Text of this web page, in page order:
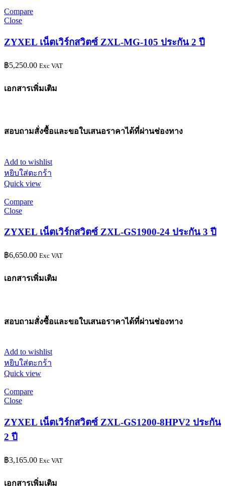
Compare
Close
ZYXEL เน็ตเวิร์กสวิตซ์ ZXL-MG-105 ประกัน 2 ปี
฿5,250.00 Exc VAT
เอกสารเพิ่มเติม
สอบถามสั่งซื้อและขอใบเสนอราคาได้ที่ผ่านช่องทาง
Add to wishlist
หยิบใส่ตะกร้า
Quick view
Compare
Close
ZYXEL เน็ตเวิร์กสวิตซ์ ZXL-GS1900-24 ประกัน 3 ปี
฿6,650.00 Exc VAT
เอกสารเพิ่มเติม
สอบถามสั่งซื้อและขอใบเสนอราคาได้ที่ผ่านช่องทาง
Add to wishlist
หยิบใส่ตะกร้า
Quick view
Compare
Close
ZYXEL เน็ตเวิร์กสวิตซ์ ZXL-GS1200-8HPV2 ประกัน
2 ปี
฿3,165.00 Exc VAT
เอกสารเพิ่มเติม